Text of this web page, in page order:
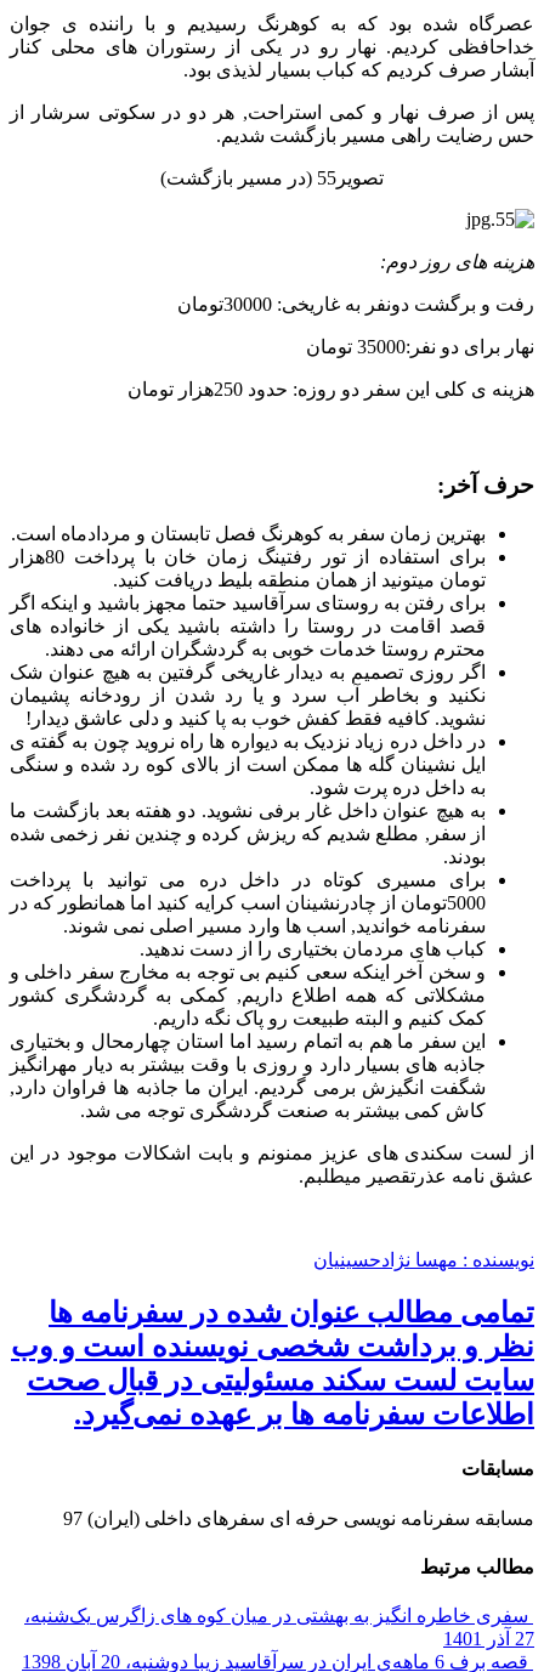
عصرگاه شده بود که به کوهرنگ رسیدیم و با راننده ی جوان
خداحافظی کردیم. نهار رو در یکی از رستوران های محلی کنار
آبشار صرف کردیم که کباب بسیار لذیذی بود.
پس از صرف نهار و کمی استراحت, هر دو در سکوتی سرشار از
حس رضایت راهی مسیر بازگشت شدیم.
تصویر55 (در مسیر بازگشت)
هزینه های روز دوم:
رفت و برگشت دونفر به غاریخی: 30000تومان
نهار برای دو نفر:35000 تومان
هزینه ی کلی این سفر دو روزه: حدود 250هزار تومان
حرف آخر:
بهترین زمان سفر به کوهرنگ فصل تابستان و مردادماه است.
برای استفاده از تور رفتینگ زمان خان با پرداخت 80هزار
تومان میتونید از همان منطقه بلیط دریافت کنید.
برای رفتن به روستای سرآقاسید حتما مجهز باشید و اینکه اگر
قصد اقامت در روستا را داشته باشید یکی از خانواده های
محترم روستا خدمات خوبی به گردشگران ارائه می دهند.
اگر روزی تصمیم به دیدار غاریخی گرفتین به هیچ عنوان شک
نکنید و بخاطر آب سرد و یا رد شدن از رودخانه پشیمان
نشوید. کافیه فقط کفش خوب به پا کنید و دلی عاشق دیدار!
در داخل دره زیاد نزدیک به دیواره ها راه نروید چون به گفته ی
ایل نشینان گله ها ممکن است از بالای کوه رد شده و سنگی
به داخل دره پرت شود.
به هیچ عنوان داخل غار برفی نشوید. دو هفته بعد بازگشت ما
از سفر, مطلع شدیم که ریزش کرده و چندین نفر زخمی شده
بودند.
برای مسیری کوتاه در داخل دره می توانید با پرداخت
5000تومان از چادرنشینان اسب کرایه کنید اما همانطور که در
سفرنامه خواندید, اسب ها وارد مسیر اصلی نمی شوند.
کباب های مردمان بختیاری را از دست ندهید.
و سخن آخر اینکه سعی کنیم بی توجه به مخارج سفر داخلی و
مشکلاتی که همه اطلاع داریم, کمکی به گردشگری کشور
کمک کنیم و البته طبیعت رو پاک نگه داریم.
این سفر ما هم به اتمام رسید اما استان چهارمحال و بختیاری
جاذبه های بسیار دارد و روزی با وقت بیشتر به دیار مهرانگیز
شگفت انگیزش برمی گردیم. ایران ما جاذبه ها فراوان دارد,
کاش کمی بیشتر به صنعت گردشگری توجه می شد.
از لست سکندی های عزیز ممنونم و بابت اشکالات موجود در این
عشق نامه عذرتقصیر میطلبم.
نویسنده : مهسا نژادحسینیان
تمامی مطالب عنوان شده در سفرنامه ها
نظر و برداشت شخصی نویسنده است و وب‌
سایت لست سکند مسئولیتی در قبال صحت
اطلاعات سفرنامه ها بر عهده نمی‌گیرد.
مسابقات
مسابقه سفرنامه نویسی حرفه ای سفرهای داخلی (ایران) 97
مطالب مرتبط
سفری خاطره انگیز به بهشتی در میان کوه های زاگرس یک‌شنبه،
27 آذر 1401
قصه برف 6 ماهه‌ی ایران در سرآقاسید زیبا
دوشنبه، 20 آبان 1398